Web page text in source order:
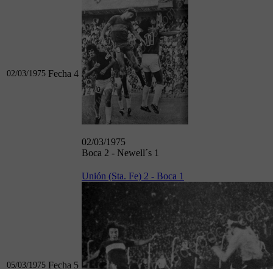
02/03/1975 Fecha 4
02/03/1975
Boca 2 - Newell´s 1
05/03/1975 Fecha 5
Unión (Sta. Fe) 2 - Boca 1